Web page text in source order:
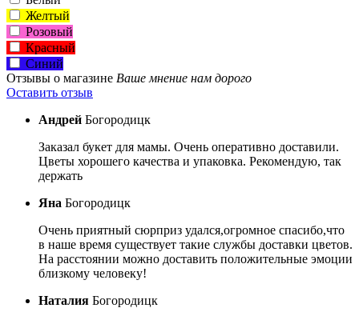
Желтый
Розовый
Красный
Синий
Отзывы о магазине Ваше мнение нам дорого
Оставить отзыв
Андрей Богородицк
Заказал букет для мамы. Очень оперативно доставили.
Цветы хорошего качества и упаковка. Рекомендую, так
держать
Яна Богородицк
Очень приятный сюрприз удался,огромное спасибо,что
в наше время существует такие службы доставки цветов.
На расстоянии можно доставить положительные эмоции
близкому человеку!
Наталия Богородицк